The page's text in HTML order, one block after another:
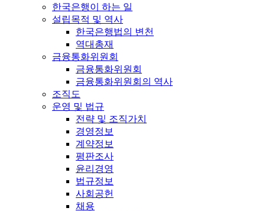
한국은행이 하는 일
설립목적 및 역사
한국은행법의 변천
역대총재
금융통화위원회
금융통화위원회
금융통화위원회의 역사
조직도
운영 및 법규
전략 및 조직가치
경영정보
계약정보
평판조사
윤리경영
법규정보
사회공헌
채용